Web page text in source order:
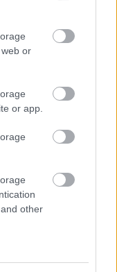
or
or app.
other
még az ismétlődő
már
abortuszra utal,
hal bele és
Ezt még
félig lerombolja
sosem tudjuk
akkor mi az. A
a cérna viszont
nála, amikor
Kenneth-
t”). Lydiából
lesz egyre